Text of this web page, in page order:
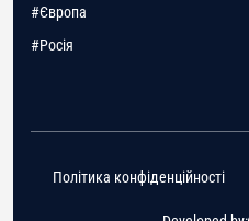
#Європа
#Росія
Політика конфіденційності